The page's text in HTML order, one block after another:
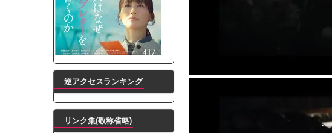
逆アクセスランキング
リンク集(敬称省略)